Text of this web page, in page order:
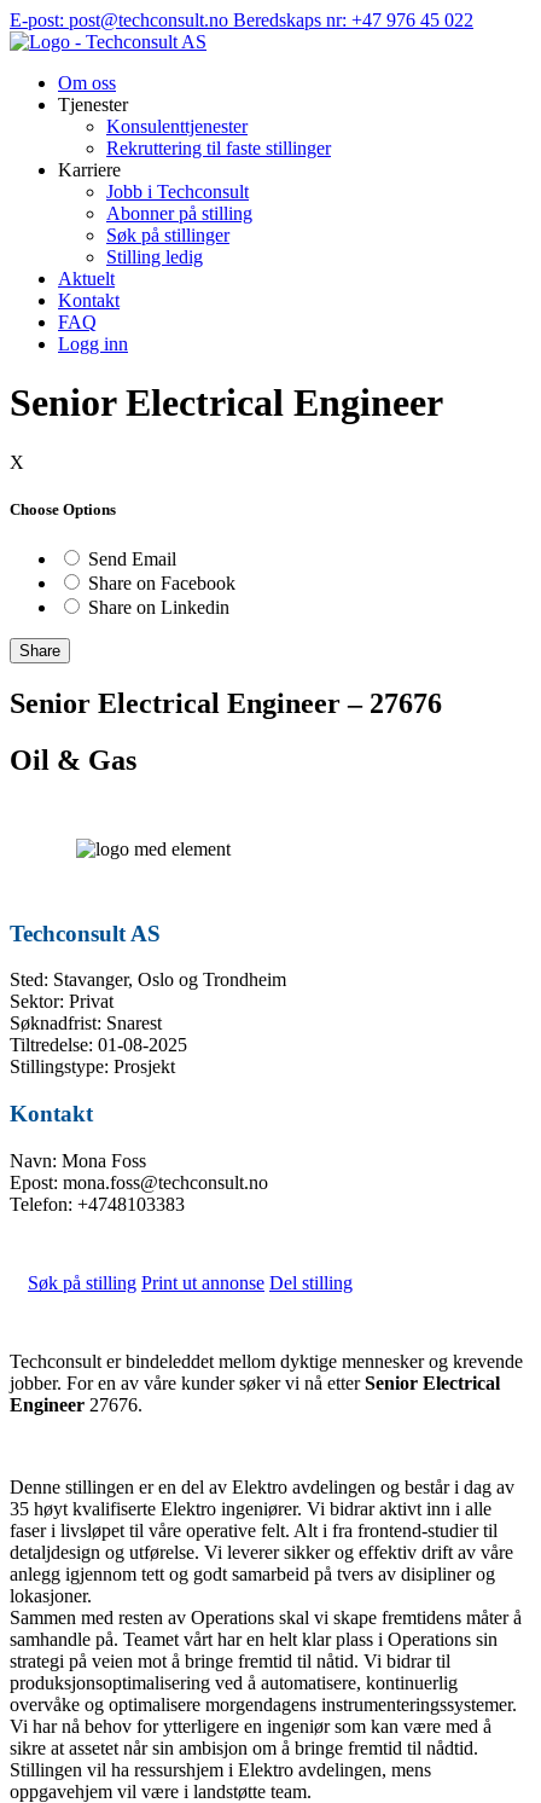
Hopp
til
E-post: post@techconsult.no Beredskaps nr: +47 976 45 022
Om oss
Tjenester
Konsulenttjenester
Rekruttering til faste stillinger
Karriere
Jobb i Techconsult
Abonner på stilling
Søk på stillinger
Stilling ledig
Aktuelt
Kontakt
FAQ
Logg inn
Senior Electrical Engineer
X
Choose Options
Send Email
Share on Facebook
Share on Linkedin
Share
Senior Electrical Engineer – 27676
Oil & Gas
Techconsult AS
Sted: Stavanger, Oslo og Trondheim
Sektor: Privat
Søknadfrist: Snarest
Tiltredelse: 01-08-2025
Stillingstype: Prosjekt
Kontakt
Navn: Mona Foss
Epost: mona.foss@techconsult.no
Telefon: +4748103383
Søk på stilling Print ut annonse Del stilling
Techconsult er bindeleddet mellom dyktige mennesker og krevende
jobber. For en av våre kunder søker vi nå etterSenior Electrical
Engineer 27676.
Denne stillingen er en del av Elektro avdelingen og består i dag av
35 høyt kvalifiserte Elektro ingeniører. Vi bidrar aktivt inn i alle
faser i livsløpet til våre operative felt. Alt i fra frontend-studier til
detaljdesign og utførelse. Vi leverer sikker og effektiv drift av våre
anlegg igjennom tett og godt samarbeid på tvers av disipliner og
lokasjoner.
Sammen med resten av Operations skal vi skape fremtidens måter å
samhandle på. Teamet vårt har en helt klar plass i Operations sin
strategi på veien mot å bringe fremtid til nåtid. Vi bidrar til
produksjonsoptimalisering ved å automatisere, kontinuerlig
overvåke og optimalisere morgendagens instrumenteringssystemer.
Vi har nå behov for ytterligere en ingeniør som kan være med å
sikre at assetet når sin ambisjon om å bringe fremtid til nådtid.
Stillingen vil ha ressurshjem i Elektro avdelingen, mens
oppgavehjem vil være i landstøtte team.